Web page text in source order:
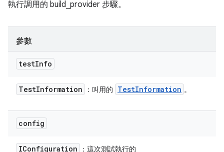
執行調用的 build_provider 步驟。
參數
testInfo
TestInformation ：叫用的 TestInformation 。
config
IConfiguration ：這次測試執行的